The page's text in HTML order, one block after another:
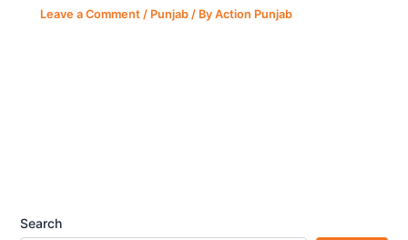
Leave a Comment / Punjab / ByAction Punjab
Search